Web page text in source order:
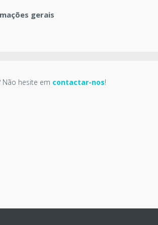
gerais
Não hesite em contactar-nos!